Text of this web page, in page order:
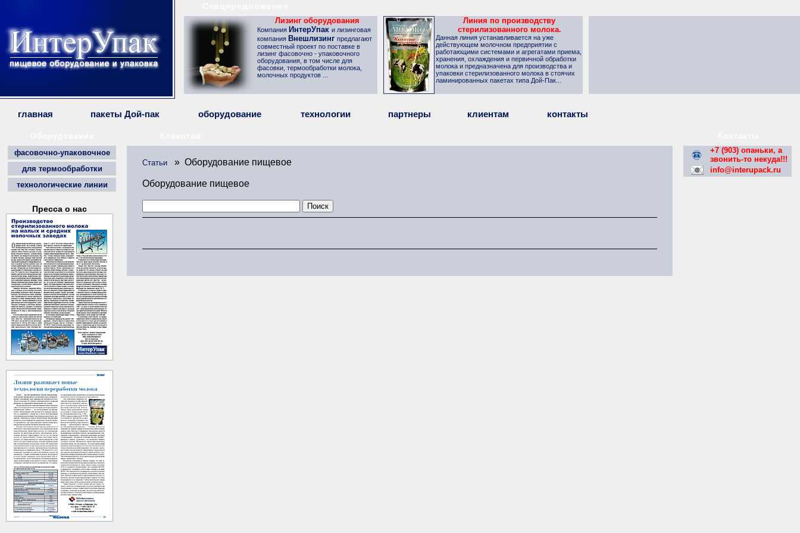
Лизинг оборудования
Компания ИнтерУпак и лизинговая
компания Внешлизинг предлагают
совместный проект по поставке в
лизинг фасовочно - упаковочного
оборудования, в том числе для
фасовки, термообработки молока,
молочных продуктов ...
Линия по производству
стерилизованного молока.
Данная линия устанавливается на уже
действующем молочном предприятии с
работающими системами и агрегатами приема,
хранения, охлаждения и первичной обработки
молока и предназначена для производства и
упаковки стерилизованного молока в стоячих
ламинированных пакетах типа Дой-Пак...
главная пакеты Дой-пак оборудование технологии партнеры клиентам контакты
фасовочно-упаковочное
для термообработки
технологические линии
Пресса о нас
Статьи » Оборудование пищевое
Оборудование пищевое
+7 (903) опаньки, а
звонить-то некуда!!!
info@interupack.ru